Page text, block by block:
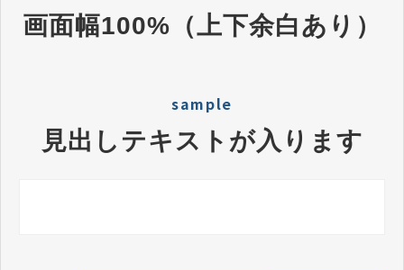
画面幅100%（上下余白あり）
sample
見出しテキストが入ります